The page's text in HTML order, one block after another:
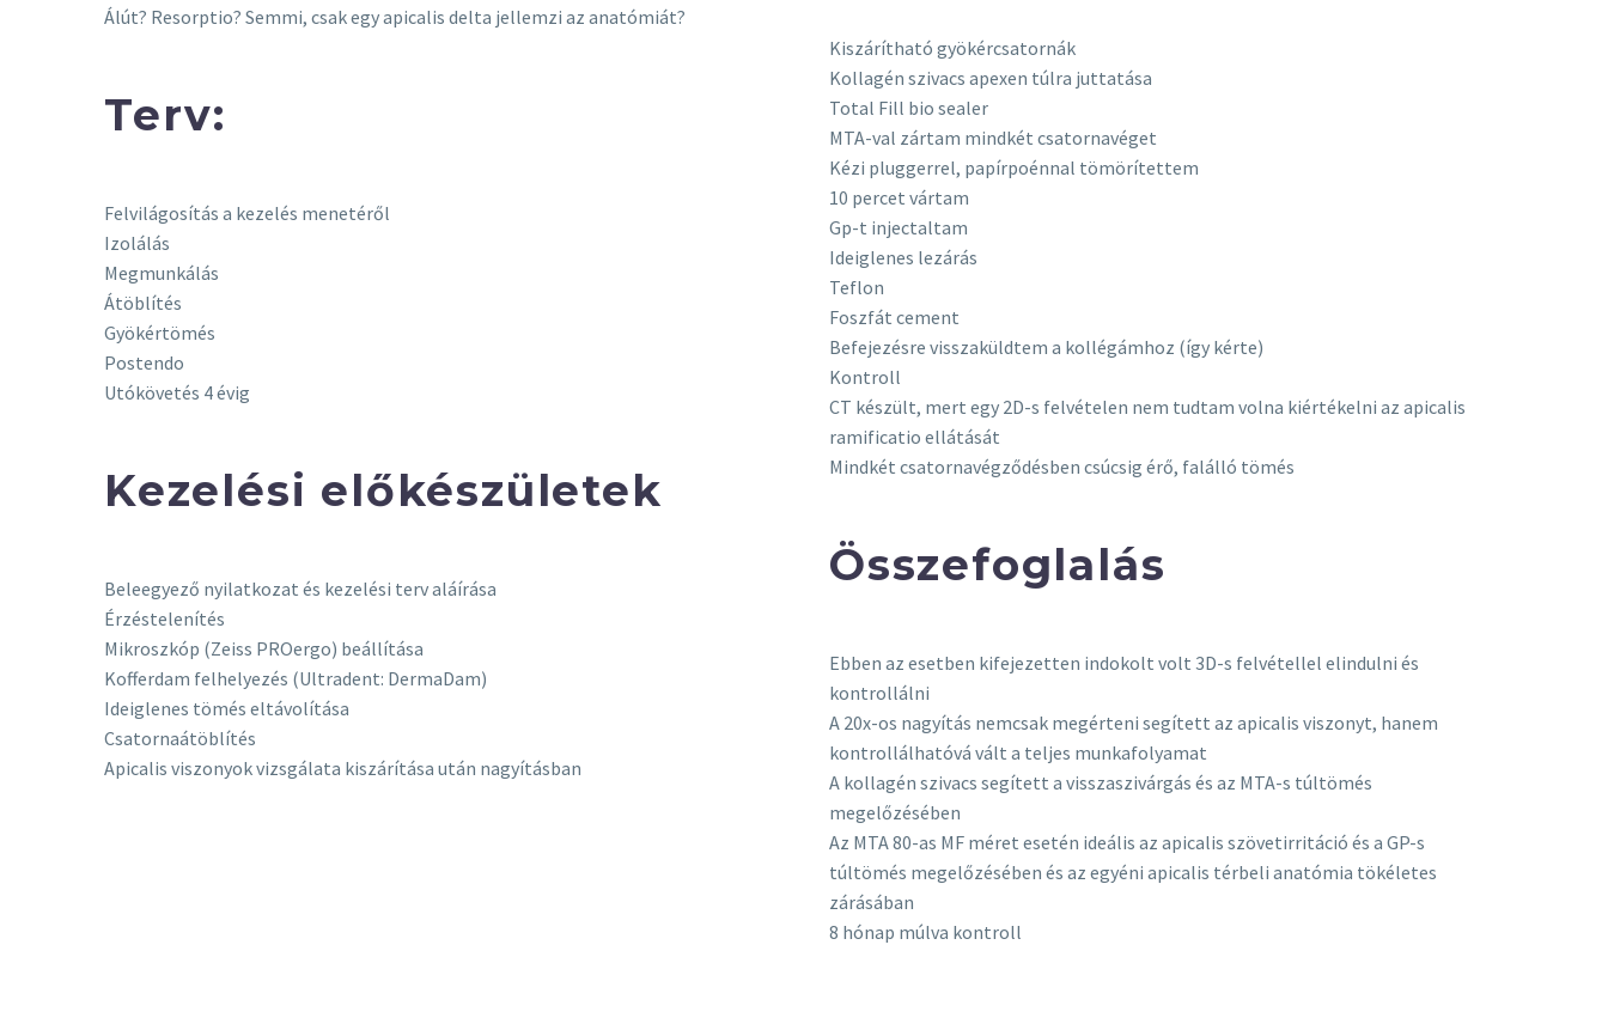
Álút? Resorptio? Semmi, csak egy apicalis delta jellemzi az anatómiát?
Terv:
Felvilágosítás a kezelés menetéről
Izolálás
Megmunkálás
Átöblítés
Gyökértömés
Postendo
Utókövetés 4 évig
Kezelési előkészületek
Beleegyező nyilatkozat és kezelési terv aláírása
Érzéstelenítés
Mikroszkóp (Zeiss PROergo) beállítása
Kofferdam felhelyezés (Ultradent: DermaDam)
Ideiglenes tömés eltávolítása
Csatornaátöblítés
Apicalis viszonyok vizsgálata kiszárítása után nagyításban
Kiszárítható gyökércsatornák
Kollagén szivacs apexen túlra juttatása
Total Fill bio sealer
MTA-val zártam mindkét csatornavéget
Kézi pluggerrel, papírpoénnal tömörítettem
10 percet vártam
Gp-t injectaltam
Ideiglenes lezárás
Teflon
Foszfát cement
Befejezésre visszaküldtem a kollégámhoz (így kérte)
Kontroll
CT készült, mert egy 2D-s felvételen nem tudtam volna kiértékelni az apicalis
ramificatio ellátását
Mindkét csatornavégződésben csúcsig érő, falálló tömés
Összefoglalás
Ebben az esetben kifejezetten indokolt volt 3D-s felvétellel elindulni és
kontrollálni
A 20x-os nagyítás nemcsak megérteni segített az apicalis viszonyt, hanem
kontrollálhatóvá vált a teljes munkafolyamat
A kollagén szivacs segített a visszaszivárgás és az MTA-s túltömés
megelőzésében
Az MTA 80-as MF méret esetén ideális az apicalis szövetirritáció és a GP-s
túltömés megelőzésében és az egyéni apicalis térbeli anatómia tökéletes
zárásában
8 hónap múlva kontroll